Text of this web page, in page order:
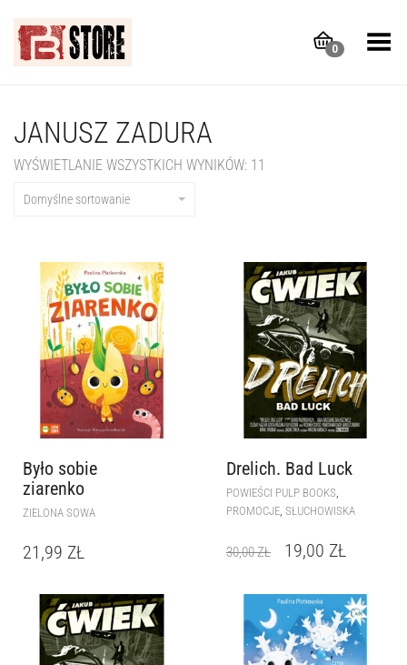
0
Toggle Menu
JANUSZ ZADURA
WYŚWIETLANIE WSZYSTKICH WYNIKÓW: 11
Domyślne sortowanie
Było sobie
ziarenko
ZIELONA SOWA
21,99 ZŁ
Drelich. Bad Luck
POWIEŚCI PULP BOOKS
PROMOCJE SŁUCHOWISKA
30,00ZŁ 19,00 ZŁ